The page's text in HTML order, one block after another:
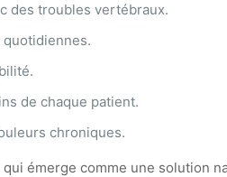
des troubles vertébraux.
de chaque patient.
chroniques.
émerge comme une solution